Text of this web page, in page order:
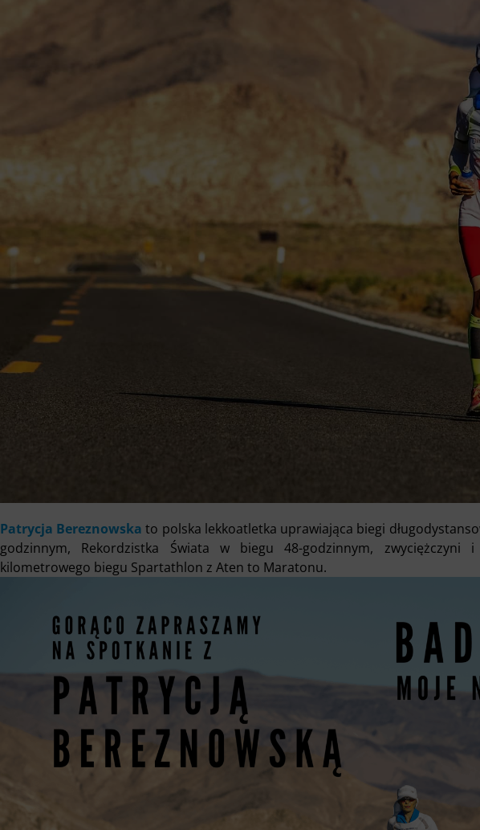
Patrycja Bereznowska to polska lekkoatletka uprawiająca biegi
godzinnym, Rekordzistka Świata w biegu 48-godzinnym, zwyciężczyni
kilometrowego biegu Spartathlon z Aten to Maratonu.